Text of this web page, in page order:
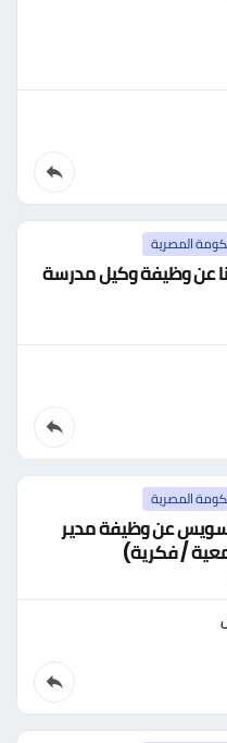
المصرية
عن وظيفة وكيل مدرسة
المصرية
عن وظيفة مدير
/ فكرية)